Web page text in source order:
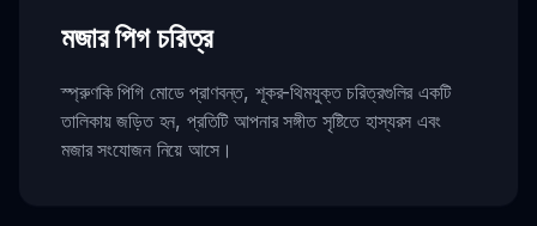
মজার পিগ চরিত্র
স্প্রুণকি পিগি মোডে প্রাণবন্ত, শূকর-থিমযুক্ত চরিত্রগুলির একটি
তালিকায় জড়িত হন, প্রতিটি আপনার সঙ্গীত সৃষ্টিতে হাস্যরস এবং
মজার সংযোজন নিয়ে আসে।